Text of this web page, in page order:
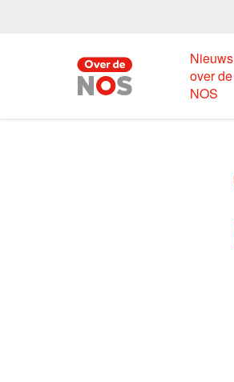
Nieuws
over de
NOS